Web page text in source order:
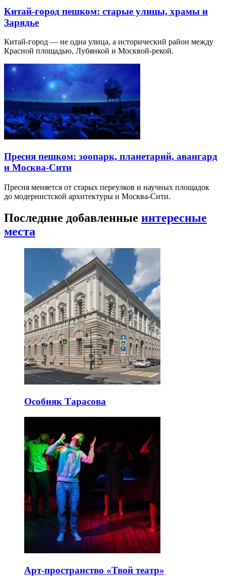
Китай-город пешком: старые улицы, храмы и
Зарядье
Китай-город — не одна улица, а исторический район между
Красной площадью, Лубянкой и Москвой-рекой.
Пресня пешком: зоопарк, планетарий, авангард
и Москва-Сити
Пресня меняется от старых переулков и научных площадок
до модернистской архитектуры и Москва-Сити.
Последние добавленные интересные
места
Особняк Тарасова
Арт-пространство «Твой театр»